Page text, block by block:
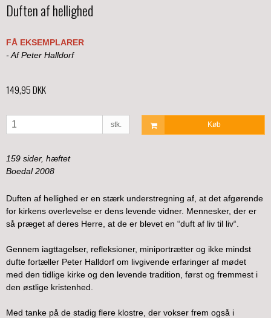
Duften af hellighed
FÅ EKSEMPLARER
- Af Peter Halldorf
149,95 DKK
stk. Køb
159 sider, hæftet
Boedal 2008
Duften af hellighed er en stærk understregning af, at det afgørende
for kirkens overlevelse er dens levende vidner. Mennesker, der er
så præget af deres Herre, at de er blevet en “duft af liv til liv“.
Gennem iagttagelser, refleksioner, miniportrætter og ikke mindst
dufte fortæller Peter Halldorf om livgivende erfaringer af mødet
med den tidlige kirke og den levende tradition, først og fremmest i
den østlige kristenhed.
Med tanke på de stadig flere klostre, der vokser frem også i